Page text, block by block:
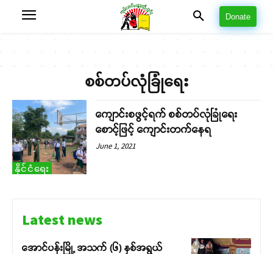
Donate
စစ်တပ်လုံခြုံရေး
နိုင်ငံရေး
ကျောင်းစဖွင့်ရက် စစ်တပ်လုံခြုံရေး
စောင့်ဖြင့် ကျောင်းတက်နေရ
June 1, 2021
Latest news
အောင်ပန်းမြို့ အသက် (၆) နှစ်အရွယ်